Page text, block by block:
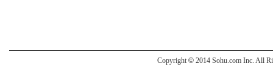
Copyright © 2014 Sohu.com Inc. All